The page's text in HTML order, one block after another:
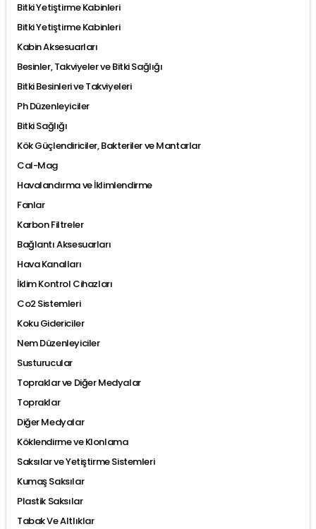
Bitki Yetiştirme Kabinleri
Bitki Yetiştirme Kabinleri
Kabin Aksesuarları
Besinler, Takviyeler ve Bitki Sağlığı
Bitki Besinleri ve Takviyeleri
Ph Düzenleyiciler
Bitki Sağlığı
Kök Güçlendiriciler, Bakteriler ve Mantarlar
Cal-Mag
Havalandırma ve İklimlendirme
Fanlar
Karbon Filtreler
Bağlantı Aksesuarları
Hava Kanalları
İklim Kontrol Cihazları
Co2 Sistemleri
Koku Gidericiler
Nem Düzenleyiciler
Susturucular
Topraklar ve Diğer Medyalar
Topraklar
Diğer Medyalar
Köklendirme ve Klonlama
Saksılar ve Yetiştirme Sistemleri
Kumaş Saksılar
Plastik Saksılar
Tabak Ve Altlıklar